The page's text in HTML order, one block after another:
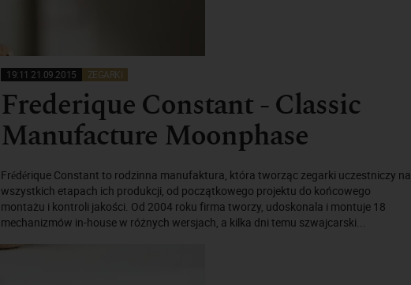
19:11 21.09.2015 ZEGARKI
Frederique Constant - Classic
Manufacture Moonphase
Frédérique Constant to rodzinna manufaktura, która tworząc zegarki uczestniczy na
wszystkich etapach ich produkcji, od początkowego projektu do końcowego
montażu i kontroli jakości. Od 2004 roku firma tworzy, udoskonala i montuje 18
mechanizmów in-house w różnych wersjach, a kilka dni temu szwajcarski...